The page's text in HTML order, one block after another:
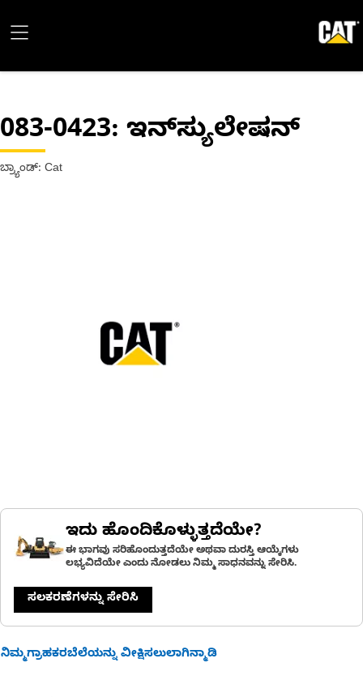
083-0423: ಇನ್‍ಸ್ಯುಲೇಷನ್‍
ಬ್ರ್ಯಾಂಡ್: Cat
ಇದು ಹೊಂದಿಕೊಳ್ಳುತ್ತದೆಯೇ?
ಈ ಭಾಗವು ಸರಿಹೊಂದುತ್ತದೆಯೇ ಅಥವಾ ದುರಸ್ತಿ ಆಯ್ಕೆಗಳು
ಲಭ್ಯವಿದೆಯೇ ಎಂದು ನೋಡಲು ನಿಮ್ಮ ಸಾಧನವನ್ನು ಸೇರಿಸಿ.
ಸಲಕರಣೆಗಳನ್ನು ಸೇರಿಸಿ
ನಿಮ್ಮಗ್ರಾಹಕರಬೆಲೆಯನ್ನು ವೀಕ್ಷಿಸಲುಲಾಗಿನ್ಮಾಡಿ